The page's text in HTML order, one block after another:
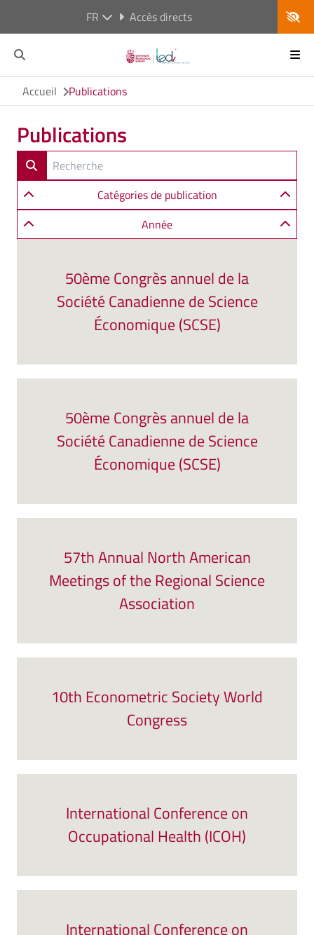
FR Accès directs
Accueil Publications
Publications
Catégories de publication
Année
50ème Congrès annuel de la
Société Canadienne de Science
Économique (SCSE)
50ème Congrès annuel de la
Société Canadienne de Science
Économique (SCSE)
57th Annual North American
Meetings of the Regional Science
Association
10th Econometric Society World
Congress
International Conference on
Occupational Health (ICOH)
International Conference on